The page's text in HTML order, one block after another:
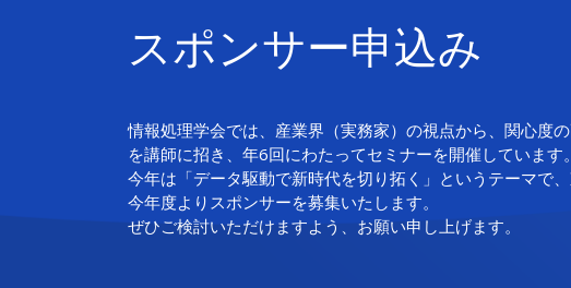
スポンサー申込み
情報処理学会では、産業界（実務家）の視点から、関心度
を講師に招き、年6回にわたってセミナーを開催しています。
今年は「データ駆動で新時代を切り拓く」というテーマで
今年度よりスポンサーを募集いたします。
ぜひご検討いただけますよう、お願い申し上げます。